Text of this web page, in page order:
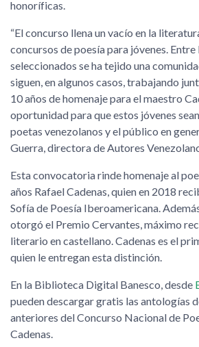
honoríficas.
“El concurso llena un vacío en la
concursos de poesía para jóvenes. Entre
seleccionados se ha tejido una
siguen, en algunos casos, trabajando
10 años de homenaje para el maestro
oportunidad para que estos jóvenes
poetas venezolanos y el público en
Guerra, directora de Autores
Esta convocatoria rinde homenaje al
años Rafael Cadenas, quien en 2018
Sofía de Poesía Iberoamericana.
otorgó el Premio Cervantes, máximo
literario en castellano. Cadenas es el
quien le entregan esta distinción.
En la Biblioteca Digital Banesco, desde
pueden descargar gratis las antologías
anteriores del Concurso Nacional de
Cadenas.